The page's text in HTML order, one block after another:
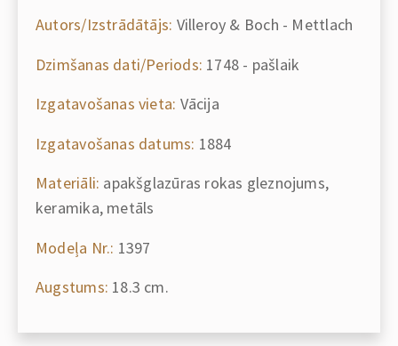
Autors/Izstrādātājs: Villeroy & Boch - Mettlach
Dzimšanas dati/Periods: 1748 - pašlaik
Izgatavošanas vieta: Vācija
Izgatavošanas datums: 1884
Materiāli: apakšglazūras rokas gleznojums,
keramika, metāls
Modeļa Nr.: 1397
Augstums: 18.3 cm.